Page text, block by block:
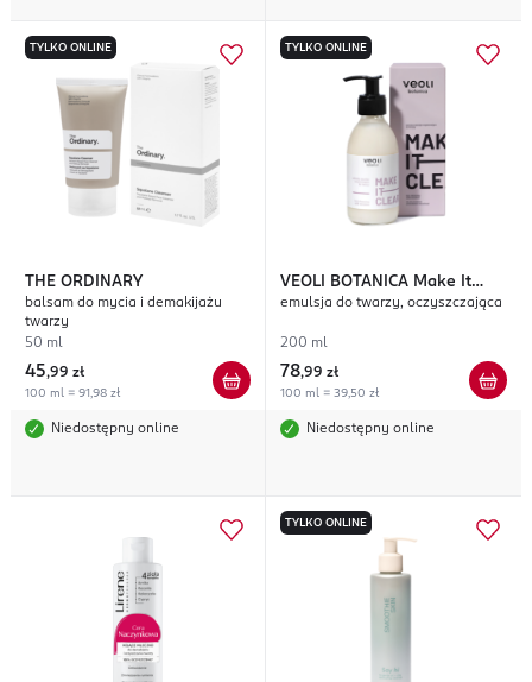
TYLKO ONLINE
THE ORDINARY
balsam do mycia i demakijażu
twarzy
50 ml
45,99 zł
100 ml = 91,98 zł
Niedostępny online
TYLKO ONLINE
VEOLI BOTANICA Make It
Clear
emulsja do twarzy, oczyszczająca
200 ml
78,99 zł
100 ml = 39,50 zł
Niedostępny online
TYLKO ONLINE